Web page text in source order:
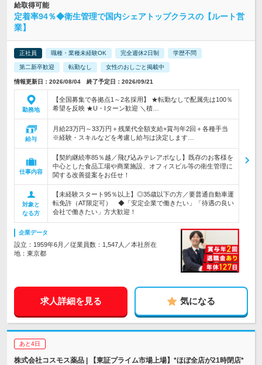
給取得可能
定着率94％◆衛生管理で国内シェアトップクラスの【ルート営
業】
正社員 職種・業種未経験OK 完全週休2日制 学歴不問
第二新卒歓迎 転勤なし 女性のおしごと掲載中
情報更新日：2026/08/04 終了予定日：2026/09/21
勤務地
【全国募集で各拠点1～2名採用】 ★転勤なしで配属先は100％
希望を反映 ★U・Iターン歓迎 ＼積…
給与
月給23万円～33万円＋残業代全額支給+賞与年2回＋各種手当
※経験・スキルなどを考慮し給与は決定します…
仕事内容
【契約継続率85％越／飛び込みテレアポなし】既存のお客様を
中心とした食品工場や商業施設、オフィスビル等の衛生管理に
関する改善提案をお任せ！
対象と
なる方
【未経験スタート95％以上】◎35歳以下の方／要普通自動車運
転免許（AT限定可） ◆「安定企業で働きたい」「待遇の良い
会社で働きたい」方大歓迎！
企業データ
設立：1959年6月／従業員数：1,547人／本社所在
地：東京都
求人詳細を見る 気になる
あと4日
株式会社コスモス薬品 | 【東証プライム市場上場】*ほぼ全店が21時閉店*